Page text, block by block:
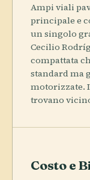
Ampi viali
principale e
un singolo
Cecilio
compattata
standard ma
motorizzate.
trovano
Costo e